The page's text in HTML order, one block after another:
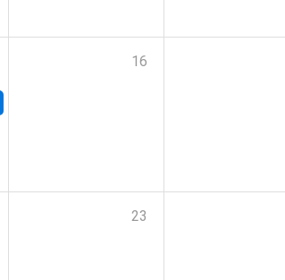
16
23